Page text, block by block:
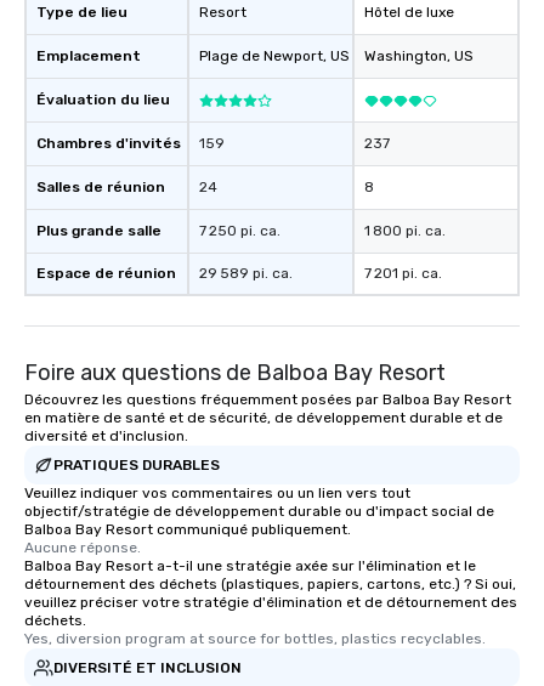
Type de lieu
Emplacement
Évaluation du lieu
Chambres d'invités
Salles de réunion
Plus grande salle
Espace de réunion
Resort
Plage de Newport, US
159
24
7 250 pi. ca.
29 589 pi. ca.
Hôtel de luxe
Washington, US
237
8
1 800 pi. ca.
7 201 pi. ca.
Foire aux questions de Balboa Bay Resort
Découvrez les questions fréquemment posées par Balboa Bay Resort
en matière de santé et de sécurité, de développement durable et de
diversité et d'inclusion.
PRATIQUES DURABLES
Veuillez indiquer vos commentaires ou un lien vers tout
objectif/stratégie de développement durable ou d'impact social de
Balboa Bay Resort communiqué publiquement.
Aucune réponse.
Balboa Bay Resort a-t-il une stratégie axée sur l'élimination et le
détournement des déchets (plastiques, papiers, cartons, etc.) ? Si oui,
veuillez préciser votre stratégie d'élimination et de détournement des
déchets.
Yes, diversion program at source for bottles, plastics recyclables.
DIVERSITÉ ET INCLUSION